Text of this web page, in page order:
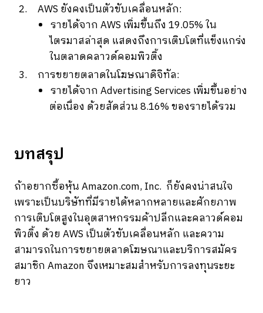
AWS ยังคงเป็นตัวขับเคลื่อนหลัก:
รายได้จาก AWS เพิ่มขึ้นถึง 19.05% ใน
ไตรมาสล่าสุด แสดงถึงการเติบโตที่แข็งแกร่ง
ในตลาดคลาวด์คอมพิวติ้ง
การขยายตลาดในโฆษณาดิจิทัล:
รายได้จาก Advertising Services เพิ่มขึ้นอย่าง
ต่อเนื่อง ด้วยสัดส่วน 8.16% ของรายได้รวม
บทสรุป
ถ้าอยากซื้อหุ้น Amazon.com, Inc. ก็ยังคงน่าสนใจ
เพราะเป็นบริษัทที่มีรายได้หลากหลายและศักยภาพ
การเติบโตสูงในอุตสาหกรรมค้าปลีกและคลาวด์คอม
พิวติ้ง ด้วย AWS เป็นตัวขับเคลื่อนหลัก และความ
สามารถในการขยายตลาดโฆษณาและบริการสมัคร
สมาชิก Amazon จึงเหมาะสมสำหรับการลงทุนระยะ
ยาว